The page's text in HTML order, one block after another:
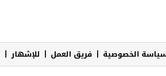
للإشهار فريق العمل الخصوصية